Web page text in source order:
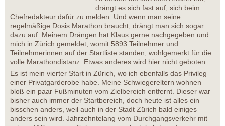
drängt es sich fast auf, sich beim
Chefredakteur dafür zu melden. Und wenn man seine
regelmäßige Dosis Marathon braucht, drängt man sich sogar
dazu auf. Meinem Drängen hat Klaus gerne nachgegeben und
mich in Zürich gemeldet, womit 5893 Teilnehmer und
Teilnehmerinnen auf der Startliste standen, wohlgemerkt für die
volle Marathondistanz. Etwas anderes wird hier nicht geboten.
Es ist mein vierter Start in Zürich, wo ich ebenfalls das Privileg
einer Privatgarderobe habe. Meine Schwiegereltern wohnen
bloß ein paar Fußminuten vom Zielbereich entfernt. Dieser war
bisher auch immer der Startbereich, doch heute ist alles ein
bisschen anders, weil auch in der Stadt Zürich bald einiges
anders sein wird. Jahrzehntelang vom Durchgangsverkehr mit